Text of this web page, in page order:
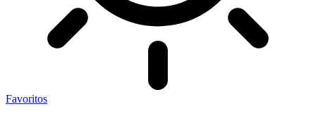
Favoritos